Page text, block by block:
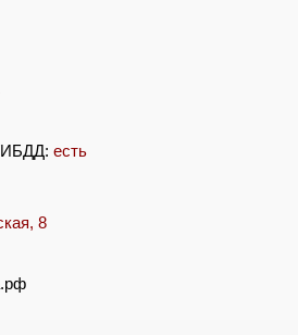
есть
8